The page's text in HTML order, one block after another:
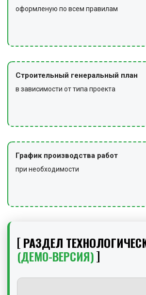
оформленую по всем правилам
Строительный генеральный план
в зависимости от типа проекта
График производства работ
при необходимости
РАЗДЕЛ
(ДЕМО-ВЕРСИЯ)